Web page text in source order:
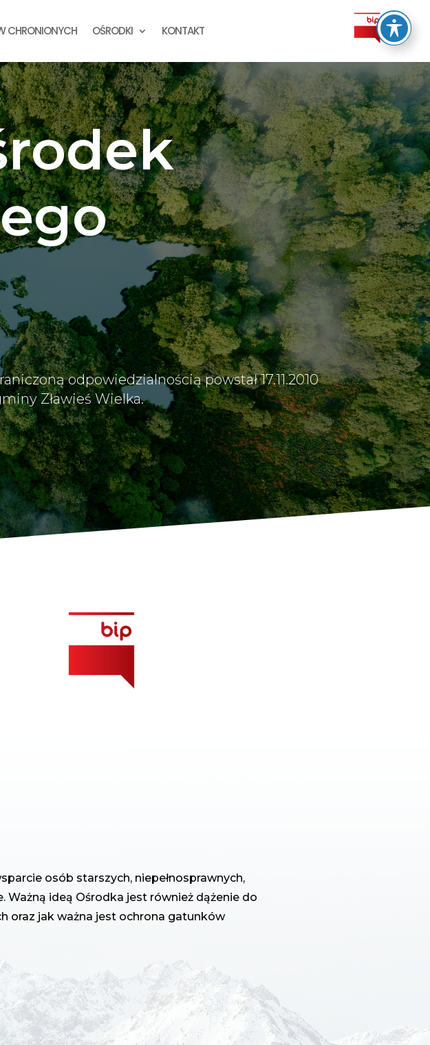
CHRONIONYCH OŚRODKI KONTAKT
odpowiedzialnością powstał 17.11.2010
Zławieś Wielka.
osób starszych, niepełnosprawnych,
Ważną ideą Ośrodka jest również dążenie do
oraz jak ważna jest ochrona gatunków